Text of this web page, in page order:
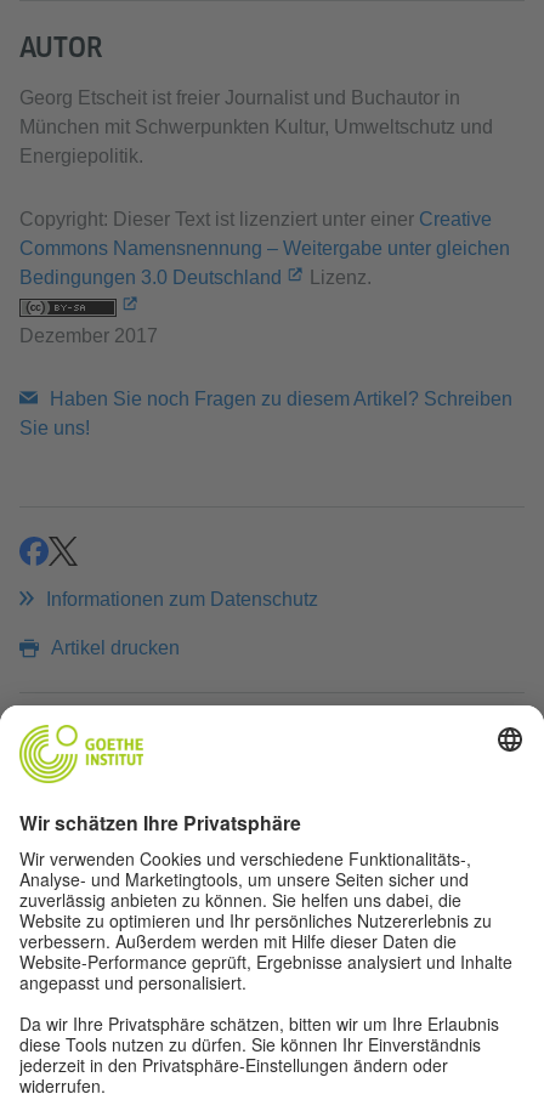
AUTOR
Georg Etscheit ist freier Journalist und Buchautor in
München mit Schwerpunkten Kultur, Umweltschutz und
Energiepolitik.
Copyright: Dieser Text ist lizenziert unter einer Creative
Commons Namensnennung – Weitergabe unter gleichen
Bedingungen 3.0 Deutschland
Lizenz.
Dezember 2017
Haben Sie noch Fragen zu diesem Artikel? Schreiben
Sie uns!
teilenteilen
Informationen zum Datenschutz
Artikel drucken
LINKS ZUM THEMA
chor.com
Rudelsingen
Ich-kann-nicht-singen-Chor